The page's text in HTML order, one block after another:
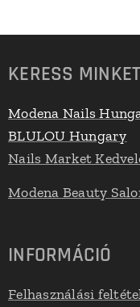
KERESS
Modena Nails
BLULOU Hungary
Nails Market
Modena Beauty
INFORMÁCIÓ
Felhasználási